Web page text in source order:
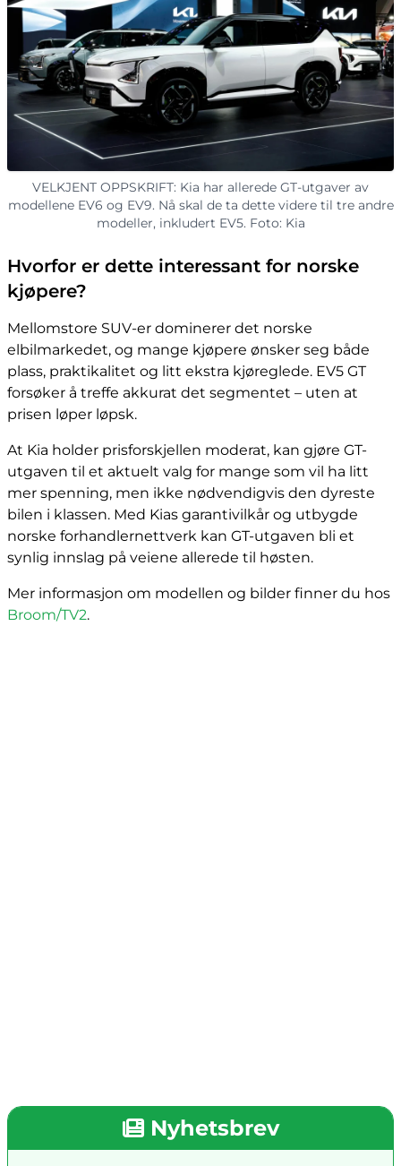
VELKJENT OPPSKRIFT: Kia har allerede GT-utgaver av
modellene EV6 og EV9. Nå skal de ta dette videre til tre andre
modeller, inkludert EV5. Foto: Kia
Hvorfor er dette interessant for norske
kjøpere?
Mellomstore SUV-er dominerer det norske
elbilmarkedet, og mange kjøpere ønsker seg både
plass, praktikalitet og litt ekstra kjøreglede. EV5 GT
forsøker å treffe akkurat det segmentet – uten at
prisen løper løpsk.
At Kia holder prisforskjellen moderat, kan gjøre GT-
utgaven til et aktuelt valg for mange som vil ha litt
mer spenning, men ikke nødvendigvis den dyreste
bilen i klassen. Med Kias garantivilkår og utbygde
norske forhandlernettverk kan GT-utgaven bli et
synlig innslag på veiene allerede til høsten.
Mer informasjon om modellen og bilder finner du hos
Broom/TV2.
Nyhetsbrev